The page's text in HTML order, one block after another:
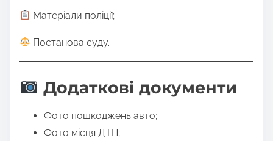
Матеріали поліції;
Постанова суду.
Додаткові документи
Фото пошкоджень авто;
Фото місця ДТП;